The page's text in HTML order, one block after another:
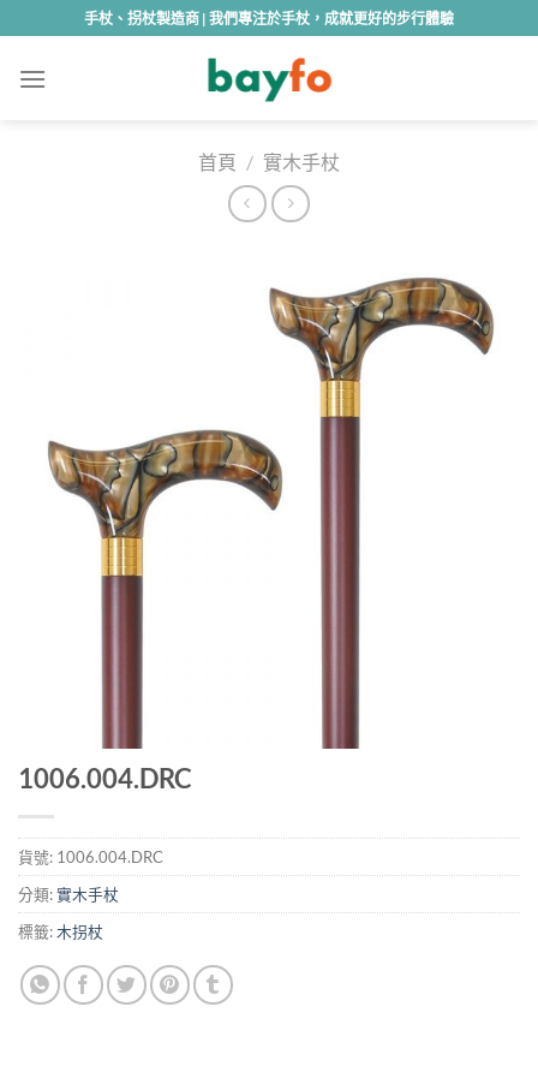
to
content
手杖、拐杖製造商 | 我們專注於手杖，成就更好的步行體驗
首頁 / 實木手杖
1006.004.DRC
貨號: 1006.004.DRC
分類:實木手杖
標籤:木拐杖